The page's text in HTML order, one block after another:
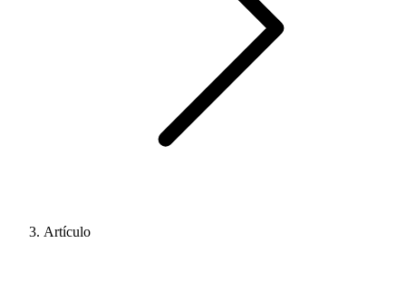
Artículo